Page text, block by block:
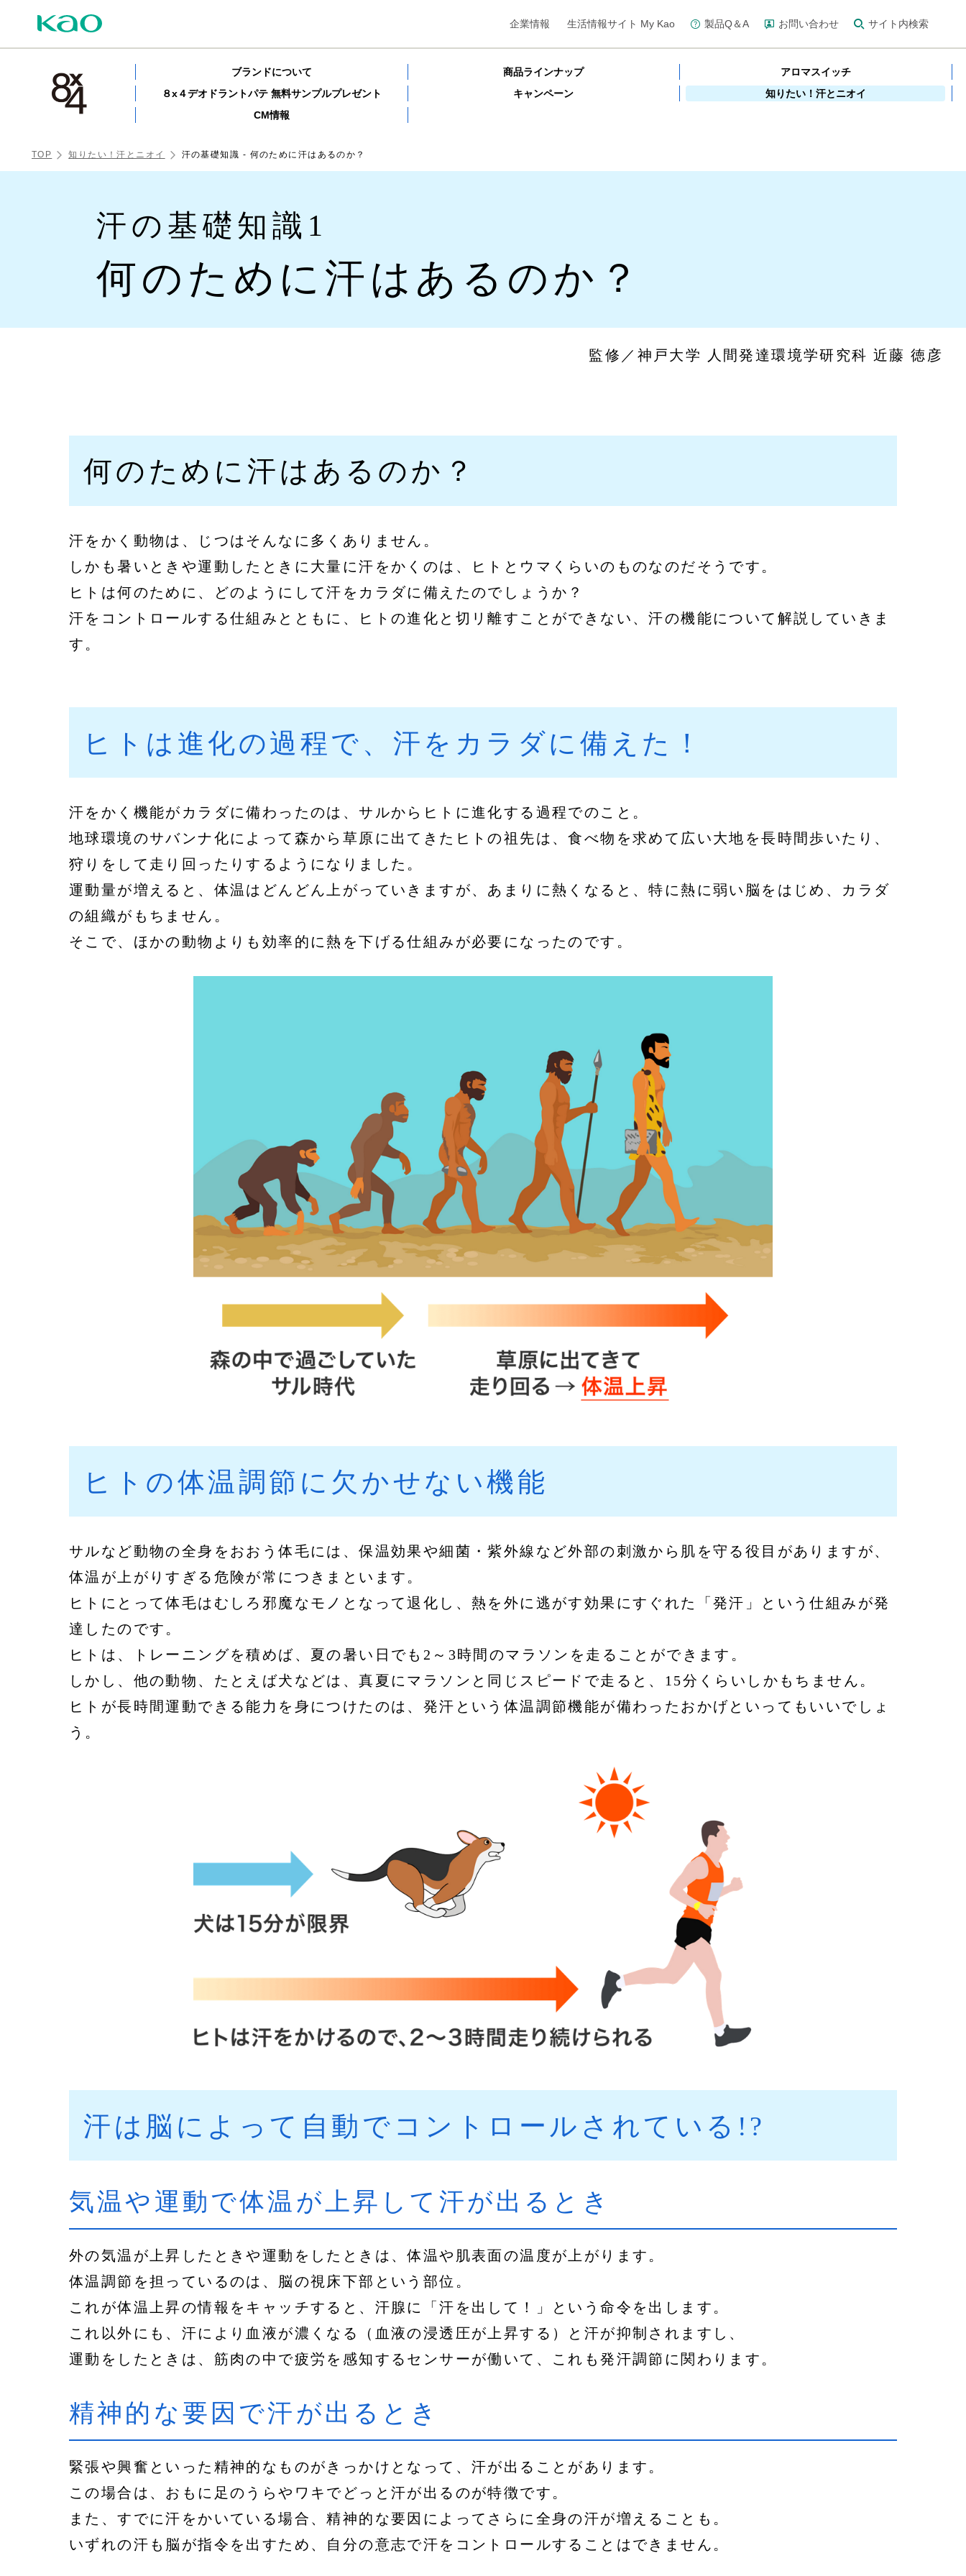
企業情報 生活情報サイト My Kao 製品Q＆A お問い合わせ サイト内検索
ブランドについて 商品ラインナップ
アロマスイッチ
８x４デオドラントパテ 無料サンプルプレゼント
キャンペーン
知りたい！汗とニオイ
CM情報
TOP 知りたい！汗とニオイ 汗の基礎知識 - 何のために汗はあるのか？
汗の基礎知識1
何のために汗はあるのか？
監修／神戸大学 人間発達環境学研究科 近藤 徳彦
何のために汗はあるのか？
汗をかく動物は、じつはそんなに多くありません。
しかも暑いときや運動したときに大量に汗をかくのは、ヒトとウマくらいのものなのだそうです。
ヒトは何のために、どのようにして汗をカラダに備えたのでしょうか？
汗をコントロールする仕組みとともに、ヒトの進化と切リ離すことができない、汗の機能について解説していきま
す。
ヒトは進化の過程で、汗をカラダに備えた！
汗をかく機能がカラダに備わったのは、サルからヒトに進化する過程でのこと。
地球環境のサバンナ化によって森から草原に出てきたヒトの祖先は、食べ物を求めて広い大地を長時間歩いたり、
狩りをして走り回ったりするようになりました。
運動量が増えると、体温はどんどん上がっていきますが、あまりに熱くなると、特に熱に弱い脳をはじめ、カラダ
の組織がもちません。
そこで、ほかの動物よりも効率的に熱を下げる仕組みが必要になったのです。
ヒトの体温調節に欠かせない機能
サルなど動物の全身をおおう体毛には、保温効果や細菌・紫外線など外部の刺激から肌を守る役目がありますが、
体温が上がりすぎる危険が常につきまといます。
ヒトにとって体毛はむしろ邪魔なモノとなって退化し、熱を外に逃がす効果にすぐれた「発汗」という仕組みが発
達したのです。
ヒトは、トレーニングを積めば、夏の暑い日でも2～3時間のマラソンを走ることができます。
しかし、他の動物、たとえば犬などは、真夏にマラソンと同じスピードで走ると、15分くらいしかもちません。
ヒトが長時間運動できる能力を身につけたのは、発汗という体温調節機能が備わったおかげといってもいいでしょ
う。
汗は脳によって自動でコントロールされている!?
気温や運動で体温が上昇して汗が出るとき
外の気温が上昇したときや運動をしたときは、体温や肌表面の温度が上がります。
体温調節を担っているのは、脳の視床下部という部位。
これが体温上昇の情報をキャッチすると、汗腺に「汗を出して！」という命令を出します。
これ以外にも、汗により血液が濃くなる（血液の浸透圧が上昇する）と汗が抑制されますし、
運動をしたときは、筋肉の中で疲労を感知するセンサーが働いて、これも発汗調節に関わります。
精神的な要因で汗が出るとき
緊張や興奮といった精神的なものがきっかけとなって、汗が出ることがあります。
この場合は、おもに足のうらやワキでどっと汗が出るのが特徴です。
また、すでに汗をかいている場合、精神的な要因によってさらに全身の汗が増えることも。
いずれの汗も脳が指令を出すため、自分の意志で汗をコントロールすることはできません。